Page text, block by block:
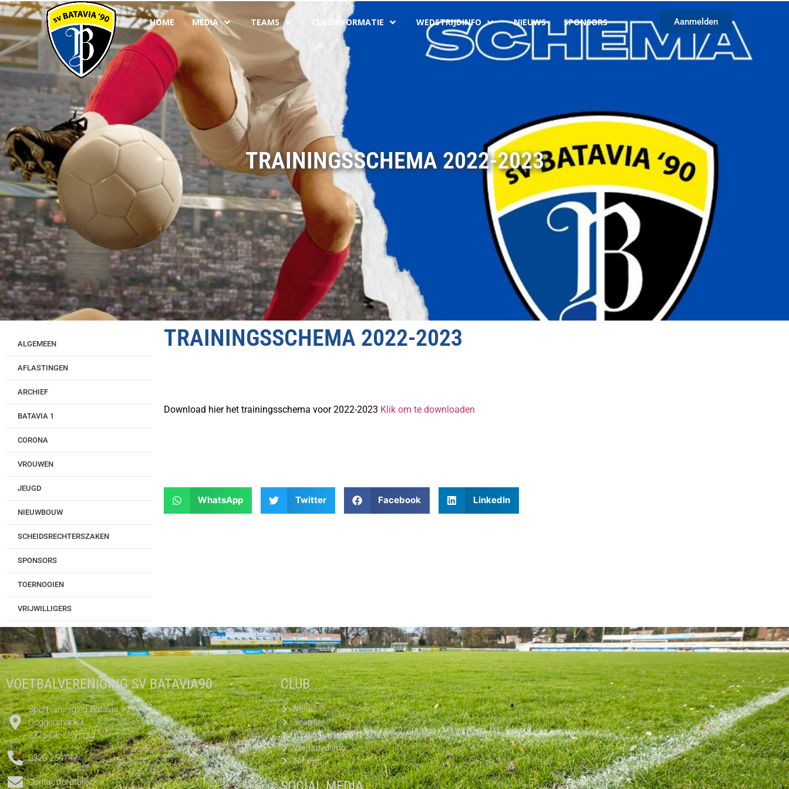
HOME MEDIA TEAMS CLUBINFORMATIE WEDSTRIJDINFO NIEUWS SPONSORS Aanmelden
TRAININGSSCHEMA 2022-2023
ALGEMEEN
AFLASTINGEN
ARCHIEF
BATAVIA 1
CORONA
VROUWEN
JEUGD
NIEUWBOUW
SCHEIDSRECHTERSZAKEN
SPONSORS
TOERNOOIEN
VRIJWILLIGERS
TRAININGSSCHEMA 2022-2023
Download hier het trainingsschema voor 2022-2023 Klik om te downloaden
WhatsApp Twitter Facebook LinkedIn
VOETBALVERENIGING SV BATAVIA90
Sportvereniging Batavia 90
Doggersbank3
8226 CE Lelystad
0320 254747
Contactformulier
CLUB
Media
Teams
Clubinformatie
Wedstrijd info
Nieuws